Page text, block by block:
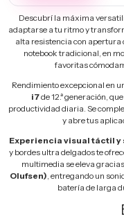
Descubrí la máxima
adaptarse a tu ritmo y
alta resistencia con apertura
notebook tradicional, en
favoritas
Rendimiento excepcional en
i7de 12.ª generación,
productividad diaria. Se
y abre tus
Experiencia visual táctil
y bordes ultra delgados te
multimedia se eleva
Olufsen), entregando un
batería de larga